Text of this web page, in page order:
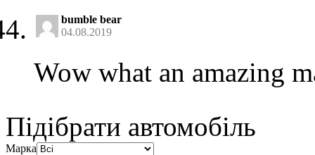
bumble bear
04.08.2019
Wow what an amazing
Підібрати автомобіль
Марка